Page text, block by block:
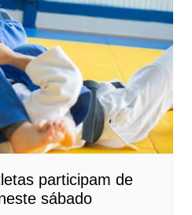
participam de
sábado